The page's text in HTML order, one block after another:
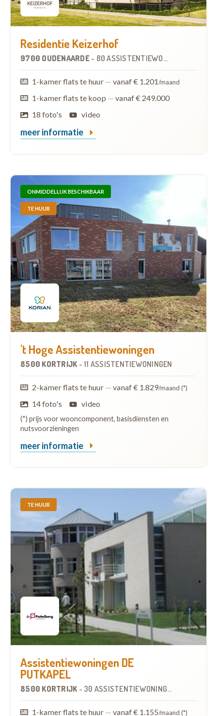
Residentie Keizerhof
9700 OUDENAARDE - 80 ASSISTENTIEWONINGEN
1-kamer flats te huur — vanaf € 1.201/maand
1-kamer flats te koop — vanaf € 249.000
18 foto's
video
meer informatie
ONMIDDELLIJK BESCHIKBAAR
TE HUUR
't Hoge Assistentiewoningen
8500 KORTRIJK - 11 ASSISTENTIEWONINGEN
2-kamer flats te huur — vanaf € 1.829/maand (*)
14 foto's video
(*) prijs voor wooncomponent, basisdiensten en
nutsvoorzieningen
meer informatie
TE HUUR
Assistentiewoningen DE
PUTKAPEL
8500 KORTRIJK - 30 ASSISTENTIEWONINGEN
1-kamer flats te huur — vanaf € 1.155/maand (*)